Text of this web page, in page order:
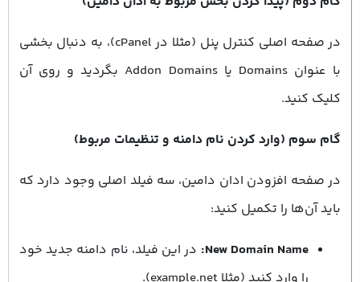
در صفحه اصلی کنترل پنل (مثلا در cPanel)، به دنبال بخشی
با عنوان Domains یا Addon Domains بگردید و روی آن
کلیک کنید.
گام سوم (وارد کردن نام دامنه و تنظیمات مربوط)
در صفحه افزودن ادان دامین، سه فیلد اصلی وجود دارد که
باید آن‌ها را تکمیل کنید:
New Domain Name: در این فیلد، نام دامنه جدید خود